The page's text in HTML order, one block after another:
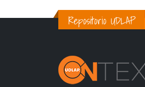
Repositorio UDLAP